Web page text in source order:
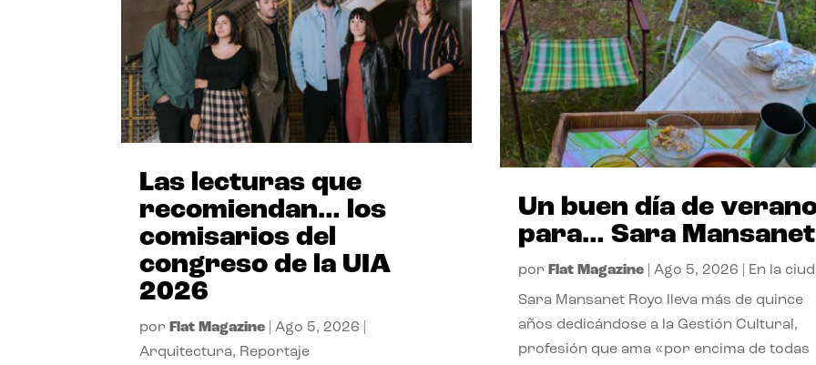
Las lecturas que
recomiendan… los
comisarios del
congreso de la UIA
2026
por Flat Magazine |Ago 5, 2026
Arquitectura, Reportaje
Un buen día de
para… Sara Mansanet
por Flat Magazine| Ago 5, 2026 En la
Sara Mansanet Royo lleva más de quince
años dedicándose a la Gestión Cultural,
profesión que ama «por encima de todas